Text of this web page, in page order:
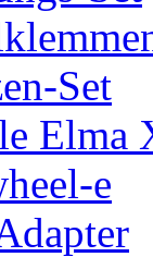
Set
Elma
e